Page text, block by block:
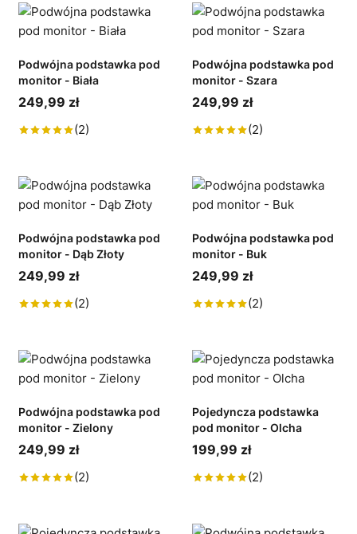
Podwójna podstawka pod
monitor - Biała
249,99 zł
(2)
Podwójna podstawka pod
monitor - Szara
249,99 zł
(2)
Podwójna podstawka pod
monitor - Dąb Złoty
249,99 zł
(2)
Podwójna podstawka pod
monitor - Buk
249,99 zł
(2)
Podwójna podstawka pod
monitor - Zielony
249,99 zł
(2)
Pojedyncza podstawka
pod monitor - Olcha
199,99 zł
(2)